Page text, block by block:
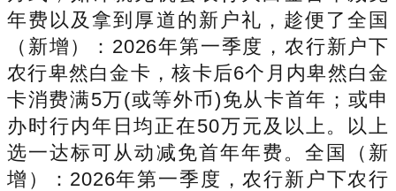
年费以及拿到厚道的新户礼，趁便了全国
（新增）：2026年第一季度，农行新户下
农行卑然白金卡，核卡后6个月内卑然白金
卡消费满5万(或等外币)免从卡首年；或申
办时行内年日均正在50万元及以上。以上
选一达标可从动减免首年年费。全国（新
增）：2026年第一季度，农行新户下农行